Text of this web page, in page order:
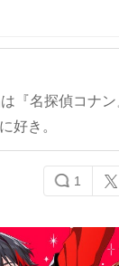
『名探偵コナン
好き。
1